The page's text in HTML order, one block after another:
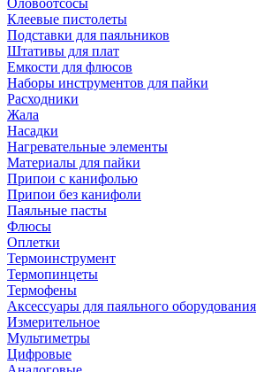
Оловоотсосы
Клеевые пистолеты
Подставки для паяльников
Штативы для плат
Емкости для флюсов
Наборы инструментов для пайки
Расходники
Жала
Насадки
Нагревательные элементы
Материалы для пайки
Припои с канифолью
Припои без канифоли
Паяльные пасты
Флюсы
Оплетки
Термоинструмент
Термопинцеты
Термофены
Аксессуары для паяльного оборудования
Измерительное
Мультиметры
Цифровые